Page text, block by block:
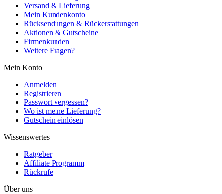
Versand & Lieferung
Mein Kundenkonto
Rücksendungen & Rückerstattungen
Aktionen & Gutscheine
Firmenkunden
Weitere Fragen?
Mein Konto
Anmelden
Registrieren
Passwort vergessen?
Wo ist meine Lieferung?
Gutschein einlösen
Wissenswertes
Ratgeber
Affiliate Programm
Rückrufe
Über uns